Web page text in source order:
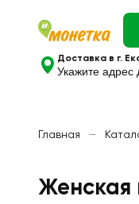
Доставка в г.
Укажите адрес
Главная —
Женская